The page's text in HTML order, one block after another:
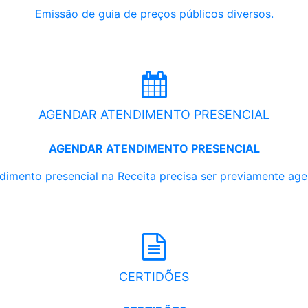
Emissão de guia de preços públicos diversos.
AGENDAR ATENDIMENTO PRESENCIAL
AGENDAR ATENDIMENTO PRESENCIAL
presencial na Receita precisa ser previamente
CERTIDÕES